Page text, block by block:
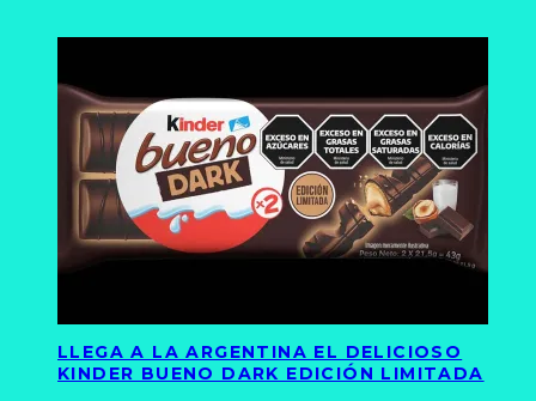
LLEGA A LA ARGENTINA EL DELICIOSO
KINDER BUENO DARK EDICIÓN LIMITADA